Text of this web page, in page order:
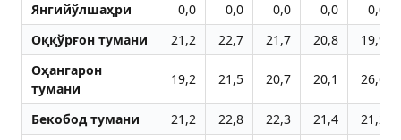
Янгийўлшаҳри 0,0 0,0 0,0 0,0
0,0
Оққўрғон тумани
21,2 22,7 21,7 20,8
19,9
Оҳангарон
тумани
19,2 21,5 20,7 20,1 26,6
Бекобод тумани 21,2 22,8 22,3 21,4
21,2